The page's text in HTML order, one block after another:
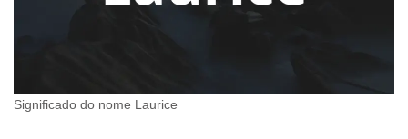
Significado do nome Laurice